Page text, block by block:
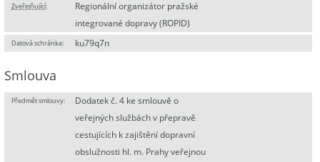
Zveřejňující:
Regionální organizátor pražské
integrované dopravy (ROPID)
Datová schránka: ku79q7n
Smlouva
Předmět smlouvy:
Dodatek č. 4 ke smlouvě o
veřejných službách v přepravě
cestujících k zajištění dopravní
obslužnosti hl. m. Prahy veřejnou